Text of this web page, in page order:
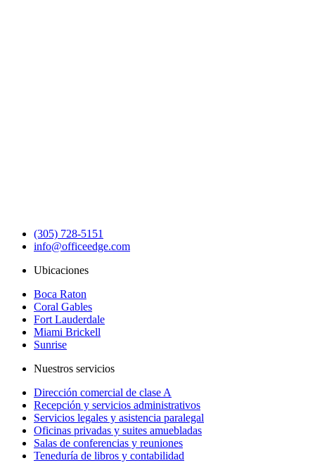
(305) 728-5151
info@officeedge.com
Ubicaciones
Boca Raton
Coral Gables
Fort Lauderdale
Miami Brickell
Sunrise
Nuestros servicios
Dirección comercial de clase A
Recepción y servicios administrativos
Servicios legales y asistencia paralegal
Oficinas privadas y suites amuebladas
Salas de conferencias y reuniones
Teneduría de libros y contabilidad